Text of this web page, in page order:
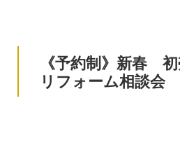
《予約制》新春
リフォーム相談会